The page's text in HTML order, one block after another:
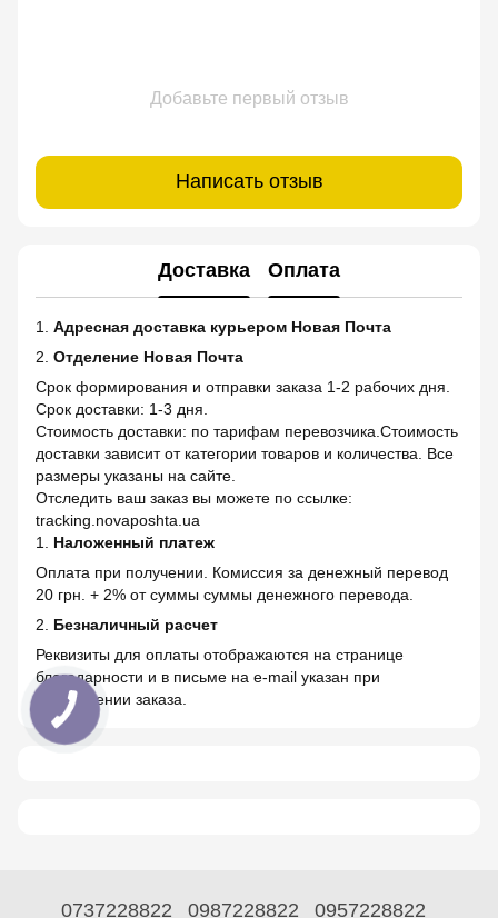
Добавьте первый отзыв
Написать отзыв
Доставка Оплата
1. Адресная доставка курьером Новая Почта
2. Отделение Новая Почта
Срок формирования и отправки заказа 1-2 рабочих дня.
Срок доставки: 1-3 дня.
Стоимость доставки: по тарифам перевозчика.Стоимость
доставки зависит от категории товаров и количества. Все
размеры указаны на сайте.
Отследить ваш заказ вы можете по ссылке:
tracking.novaposhta.ua
1. Наложенный платеж
Оплата при получении. Комиссия за денежный перевод
20 грн. + 2% от суммы суммы денежного перевода.
2. Безналичный расчет
Реквизиты для оплаты отображаются на странице
благодарности и в письме на e-mail указан при
оформлении заказа.
0737228822 0987228822 0957228822